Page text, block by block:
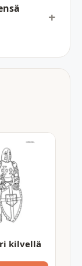
kilvellä